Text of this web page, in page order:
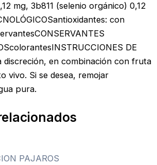
mg, 3b811 (selenio orgánico) 0,12
con
DE
discreción, en combinación con fruta
vivo. Si se desea, remojar
pura.
PAJAROS